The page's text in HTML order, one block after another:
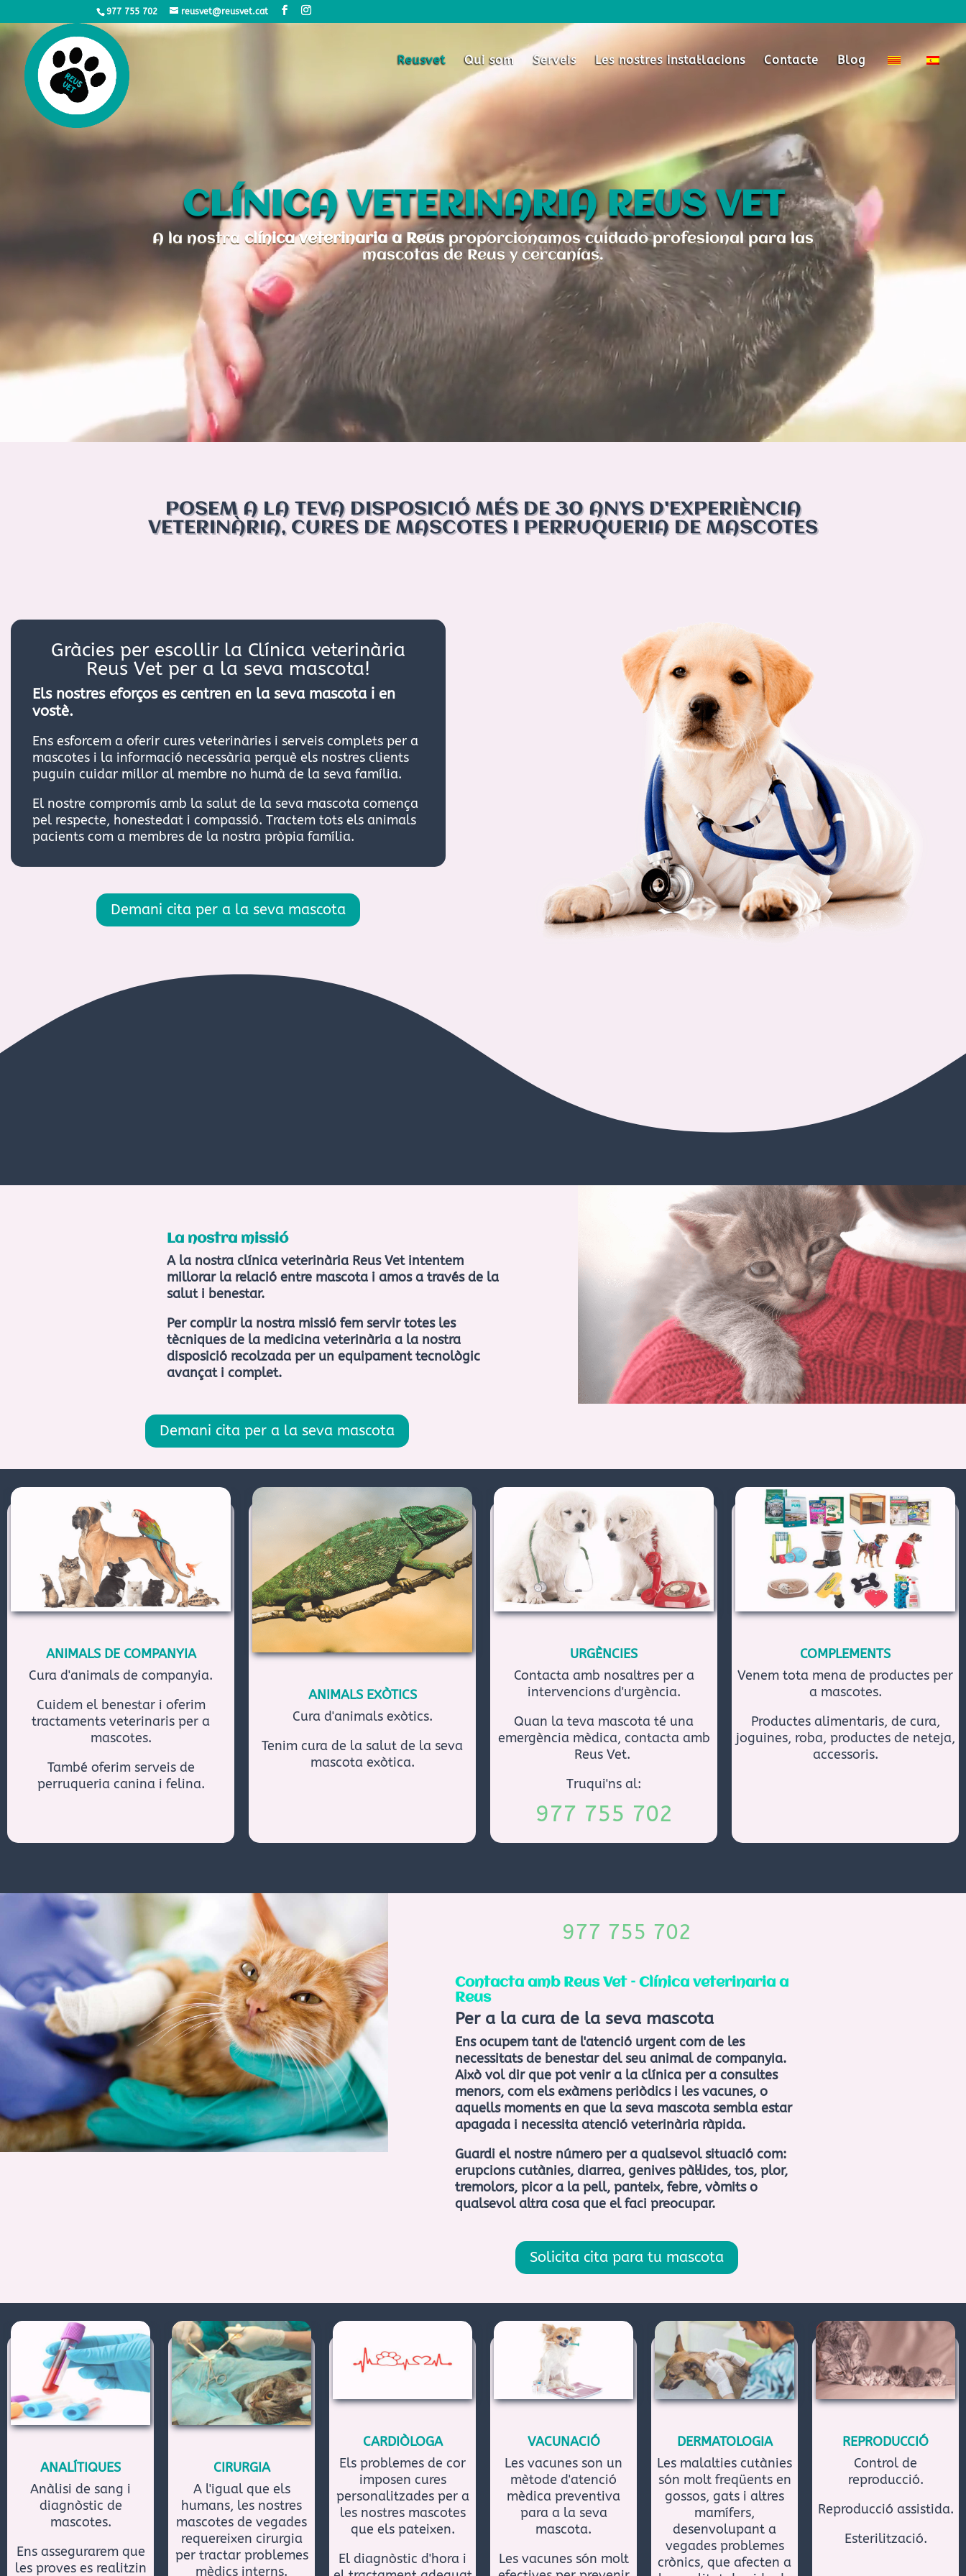
977 755 702 reusvet@reusvet.cat
Reusvet Qui som Serveis Les nostres instaŀlacions Contacte Blog
CLÍNICA VETERINARIA REUS VET
A la nostra clínica veterinaria a Reus proporcionamos cuidado profesional para las
mascotas de Reus y cercanías.
vídeo
POSEM A LA TEVA DISPOSICIÓ MÉS DE 30 ANYS D'EXPERIÈNCIA
VETERINÀRIA, CURES DE MASCOTES I PERRUQUERIA DE MASCOTES
Gràcies per escollir la Clínica veterinària
Reus Vet per a la seva mascota!
Els nostres eforços es centren en la seva mascota i en
vostè.
Ens esforcem a oferir cures veterinàries i serveis complets per a
mascotes i la informació necessària perquè els nostres clients
puguin cuidar millor al membre no humà de la seva família.
El nostre compromís amb la salut de la seva mascota comença
pel respecte, honestedat i compassió. Tractem tots els animals
pacients com a membres de la nostra pròpia família.
Demani cita per a la seva mascota
La nostra missió
A la nostra clínica veterinària Reus Vet intentem
millorar la relació entre mascota i amos a través de la
salut i benestar.
Per complir la nostra missió fem servir totes les
tècniques de la medicina veterinària a la nostra
disposició recolzada per un equipament tecnològic
avançat i complet.
Demani cita per a la seva mascota
ANIMALS DE COMPANYIA
Cura d'animals de companyia.
Cuidem el benestar i oferim
tractaments veterinaris per a
mascotes.
També oferim serveis de
perruqueria canina i felina.
ANIMALS EXÒTICS
Cura d'animals exòtics.
Tenim cura de la salut de la seva
mascota exòtica.
URGÈNCIES
Contacta amb nosaltres per a
intervencions d'urgència.
Quan la teva mascota té una
emergència mèdica, contacta amb
Reus Vet.
Truqui'ns al:
977 755 702
COMPLEMENTS
Venem tota mena de productes per
a mascotes.
Productes alimentaris, de cura,
joguines, roba, productes de neteja,
accessoris.
977 755 702
Contacta amb Reus Vet – Clínica veterinaria a
Reus
Per a la cura de la seva mascota
Ens ocupem tant de l'atenció urgent com de les
necessitats de benestar del seu animal de companyia.
Això vol dir que pot venir a la clínica per a consultes
menors, com els exàmens periòdics i les vacunes, o
aquells moments en que la seva mascota sembla estar
apagada i necessita atenció veterinària ràpida.
Guardi el nostre número per a qualsevol situació com:
erupcions cutànies, diarrea, genives pàl·lides, tos, plor,
tremolors, picor a la pell, panteix, febre, vòmits o
qualsevol altra cosa que el faci preocupar.
Solicita cita para tu mascota
ANALÍTIQUES
Anàlisi de sang i
diagnòstic de
mascotes.
Ens assegurarem que
les proves es realitzin
CIRURGIA
A l'igual que els
humans, les nostres
mascotes de vegades
requereixen cirurgia
per tractar problemes
mèdics interns.
CARDIÒLOGA
Els problemes de cor
imposen cures
personalitzades per a
les nostres mascotes
que els pateixen.
El diagnòstic d'hora i
VACUNACIÓ
Les vacunes son un
mètode d'atenció
mèdica preventiva
para a la seva
mascota.
Les vacunes són molt
DERMATOLOGIA
Les malalties cutànies
són molt freqüents en
gossos, gats i altres
mamífers,
desenvolupant a
vegades problemes
crònics, que afecten a
REPRODUCCIÓ
Control de
reproducció.
Reproducció assistida.
Esterilització.